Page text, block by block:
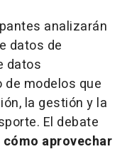
analizarán
datos de
datos
modelos que
la gestión y la
El debate
cómo aprovechar